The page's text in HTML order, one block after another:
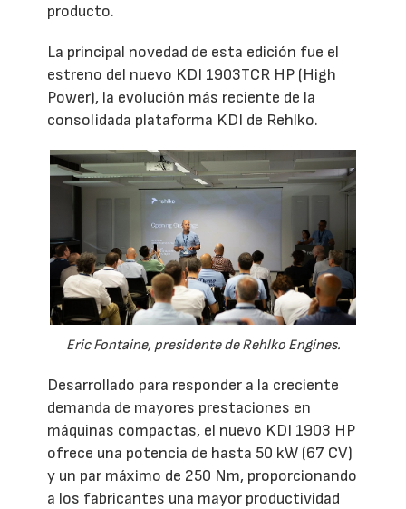
producto.
La principal novedad de esta edición fue el
estreno del nuevo KDI 1903TCR HP (High
Power), la evolución más reciente de la
consolidada plataforma KDI de Rehlko.
Eric Fontaine, presidente de Rehlko Engines.
Desarrollado para responder a la creciente
demanda de mayores prestaciones en
máquinas compactas, el nuevo KDI 1903 HP
ofrece una potencia de hasta 50 kW (67 CV)
y un par máximo de 250 Nm, proporcionando
a los fabricantes una mayor productividad